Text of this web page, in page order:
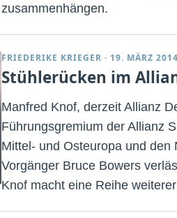
zusammenhängen.
FRIEDERIKE KRIEGER · 19. MÄRZ 2014
Stühlerücken im
Manfred Knof, derzeit Allianz
Führungsgremium der Allianz
Mittel- und Osteuropa und
Vorgänger Bruce Bowers
Knof macht eine Reihe